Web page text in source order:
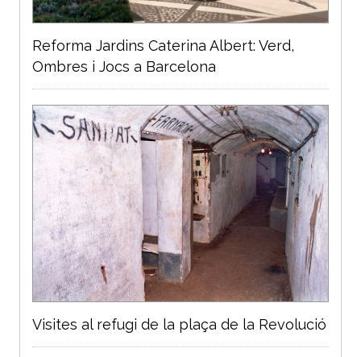
Reforma Jardins Caterina Albert: Verd,
Ombres i Jocs a Barcelona
Visites al refugi de la plaça de la Revolució